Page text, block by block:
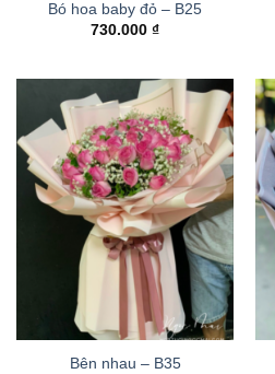
Bó hoa baby đỏ – B25
730.000 ₫
Bên nhau – B35